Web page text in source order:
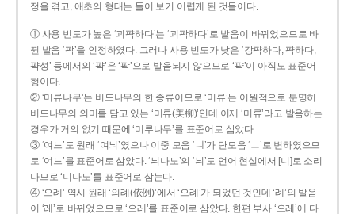
정을 겪고, 애초의 형태는 들어 보기 어렵게 된 것들이다.
① 사용 빈도가 높은 ‘괴퍅하다’는 ‘괴팍하다’로 발음이 바뀌었으므로 바
뀐 발음 ‘팍’을 인정하였다. 그러나 사용 빈도가 낮은 ‘강퍅하다, 퍅하다,
퍅성’ 등에서의 ‘퍅’은 ‘팍’으로 발음되지 않으므로 ‘퍅’이 아직도 표준어
형이다.
② ‘미류나무’는 버드나무의 한 종류이므로 ‘미류’는 어원적으로 분명히
버드나무의 의미를 담고 있는 ‘미류(美柳)’인데 이제 ‘미류’라고 발음하는
경우가 거의 없기 때문에 ‘미루나무’를 표준어로 삼았다.
③ ‘여느’도 원래 ‘여늬’였으나 이중 모음 ‘ㅢ’가 단모음 ‘ㅡ’로 변하였으므
로 ‘여느’를 표준어로 삼았다. ‘늬나노’의 ‘늬’도 언어 현실에서 [니]로 소리
나므로 ‘니나노’를 표준어로 삼는다.
④ ‘으례’ 역시 원래 ‘의례(依例)’에서 ‘으례’가 되었던 것인데 ‘례’의 발음
이 ‘레’로 바뀌었으므로 ‘으레’를 표준어로 삼았다. 한편 부사 ‘으레’에 다